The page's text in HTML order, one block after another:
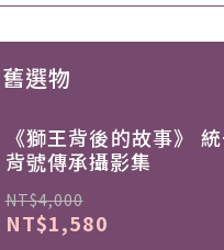
選物
《獅王背後的故事》
背號傳承攝影集
NT$4,000
NT$1,580